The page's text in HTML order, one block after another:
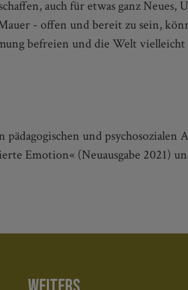
und psychosozialen
Emotion« (Neuausgabe 2021)